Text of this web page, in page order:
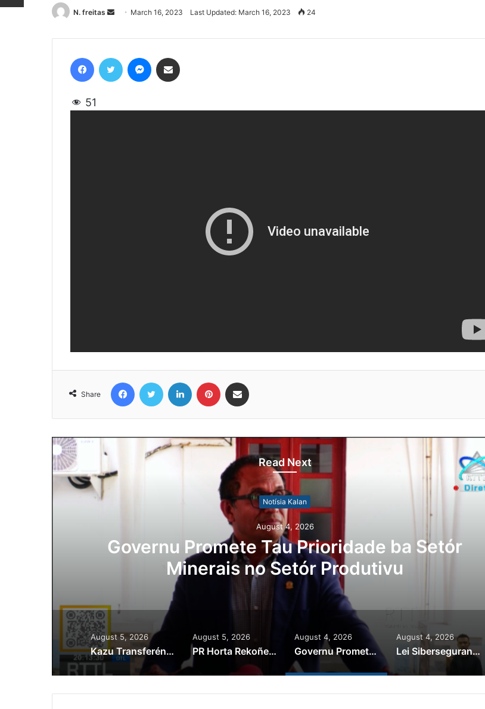
N. freitas
Send
email
March 16, 2023 Last Updated: March 16, 2023 24
51
Share
Read Next
Notísia Kalan
August 4, 2026
Governu Promete Tau Prioridade ba Setór
Minerais no Setór Produtivu
August 5, 2026
Kazu Transferénsia Osan Millaun 42 Husi Singapura, Advogadu Sei Halo Rekursu
August 5, 2026
PR Horta Rekoñese Timoroan Sira Iha Diáspora Nia Kontribuisaun
August 4, 2026
Governu Promete Tau Prioridade ba Setór Minerais no Setór Produtivu
August 4, 2026
Lei Siberseguransa Ajuda Autoridade Polisiál Kaptura Autór Kriminozu ho Paradeiru Iha Estranjeiru